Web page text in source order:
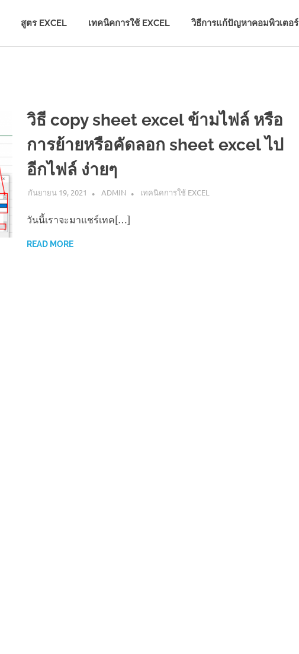
สูตร EXCEL เทคนิคการใช้ EXCEL วิธีการแก้ปัญหาคอมพิวเตอร์
วิธี copy sheet excel ข้ามไฟล์ หรือ
การย้ายหรือคัดลอก sheet excel ไป
อีกไฟล์ ง่ายๆ
กันยายน 19, 2021 ADMIN เทคนิคการใช้ EXCEL
วันนี้เราจะมาแชร์เทค[…]
READ MORE